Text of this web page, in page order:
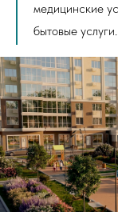
медицинские
бытовые услуги.